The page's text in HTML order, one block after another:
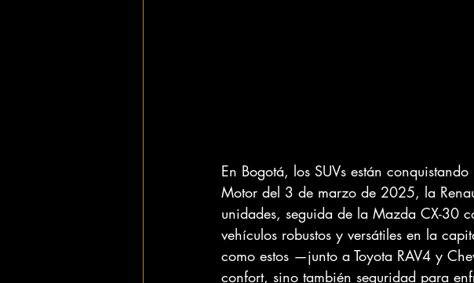
En Bogotá, los SUVs están
Motor del 3 de marzo de 2025, la
unidades, seguida de la Mazda CX-30
vehículos robustos y versátiles en la
como estos —junto a Toyota RAV4 y
confort, sino también seguridad para